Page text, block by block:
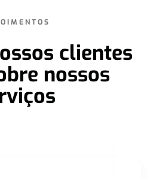
clientes
nossos